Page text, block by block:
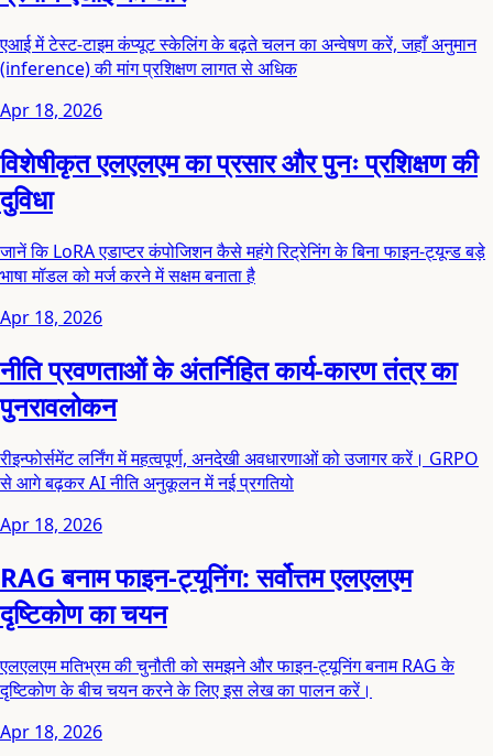
एआई में टेस्ट-टाइम कंप्यूट स्केलिंग के बढ़ते चलन का अन्वेषण करें, जहाँ अनुमान
(inference) की मांग प्रशिक्षण लागत से अधिक
Apr 18, 2026
विशेषीकृत एलएलएम का प्रसार और पुनः प्रशिक्षण की
दुविधा
जानें कि LoRA एडाप्टर कंपोजिशन कैसे महंगे रिट्रेनिंग के बिना फाइन-ट्यून्ड बड़े
भाषा मॉडल को मर्ज करने में सक्षम बनाता है
Apr 18, 2026
नीति प्रवणताओं के अंतर्निहित कार्य-कारण तंत्र का
पुनरावलोकन
रीइन्फोर्समेंट लर्निंग में महत्वपूर्ण, अनदेखी अवधारणाओं को उजागर करें। GRPO
से आगे बढ़कर AI नीति अनुकूलन में नई प्रगतियो
Apr 18, 2026
RAG बनाम फाइन-ट्यूनिंग: सर्वोत्तम एलएलएम
दृष्टिकोण का चयन
एलएलएम मतिभ्रम की चुनौती को समझने और फाइन-ट्यूनिंग बनाम RAG के
दृष्टिकोण के बीच चयन करने के लिए इस लेख का पालन करें।
Apr 18, 2026